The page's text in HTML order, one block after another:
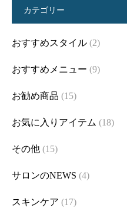
カテゴリー
おすすめスタイル (2)
おすすめメニュー (9)
お勧め商品 (15)
お気に入りアイテム (18)
その他 (15)
サロンのNEWS (4)
スキンケア (17)